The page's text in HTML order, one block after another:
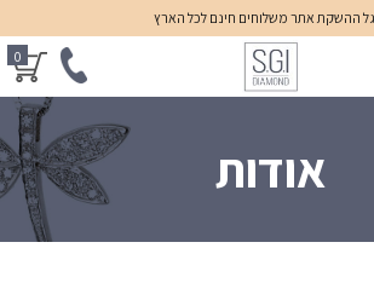
ההשקת אתר משלוחים חינם לכל הארץ
0
אודות